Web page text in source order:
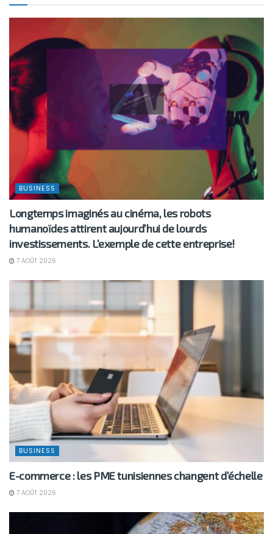
BUSINESS
Longtemps imaginés au cinéma, les robots
humanoïdes attirent aujourd’hui de lourds
investissements. L’exemple de cette entreprise!
7 AOÛT 2026
BUSINESS
E-commerce : les PME tunisiennes changent d’échelle
7 AOÛT 2026